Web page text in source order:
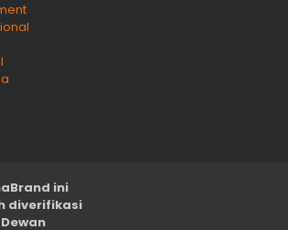
ini
diverifikasi